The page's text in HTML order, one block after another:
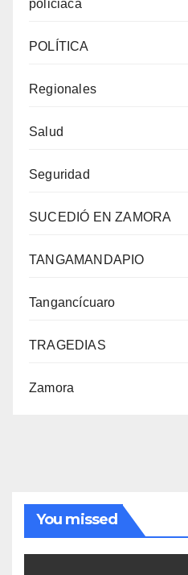
policiaca
POLÍTICA
Regionales
Salud
Seguridad
SUCEDIÓ EN ZAMORA
TANGAMANDAPIO
Tangancícuaro
TRAGEDIAS
Zamora
You missed